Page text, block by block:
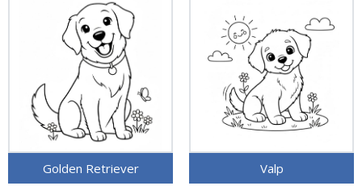
Golden Retriever Valp